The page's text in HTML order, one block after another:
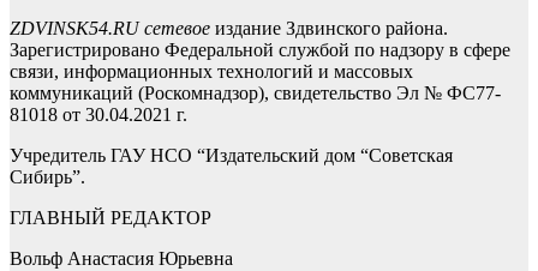
ZDVINSK54.RU сетевое издание Здвинского района.
Зарегистрировано Федеральной службой по надзору в сфере
связи, информационных технологий и массовых
коммуникаций (Роскомнадзор), свидетельство Эл № ФС77-
81018 от 30.04.2021 г.
Учредитель ГАУ НСО “Издательский дом “Советская
Сибирь”.
ГЛАВНЫЙ РЕДАКТОР
Вольф Анастасия Юрьевна